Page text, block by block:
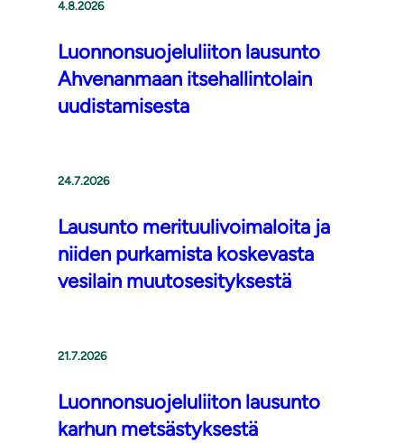
4.8.2026
Luonnonsuojeluliiton lausunto
Ahvenanmaan itsehallintolain
uudistamisesta
24.7.2026
Lausunto merituulivoimaloita ja
niiden purkamista koskevasta
vesilain muutosesityksestä
21.7.2026
Luonnonsuojeluliiton lausunto
karhun metsästyksestä